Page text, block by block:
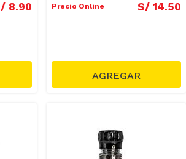
8.90 Precio Online S/ 14.50